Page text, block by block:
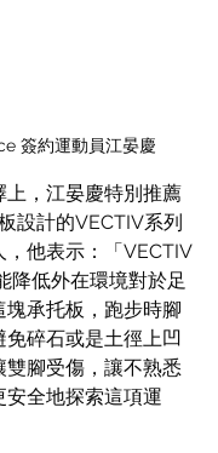
簽約運動員江晏慶
上，江晏慶特別推薦
設計的VECTIV系列
，他表示：「VECTIV
降低外在環境對於足
塊承托板，跑步時腳
碎石或是土徑上凹
雙腳受傷，讓不熟悉
安全地探索這項運